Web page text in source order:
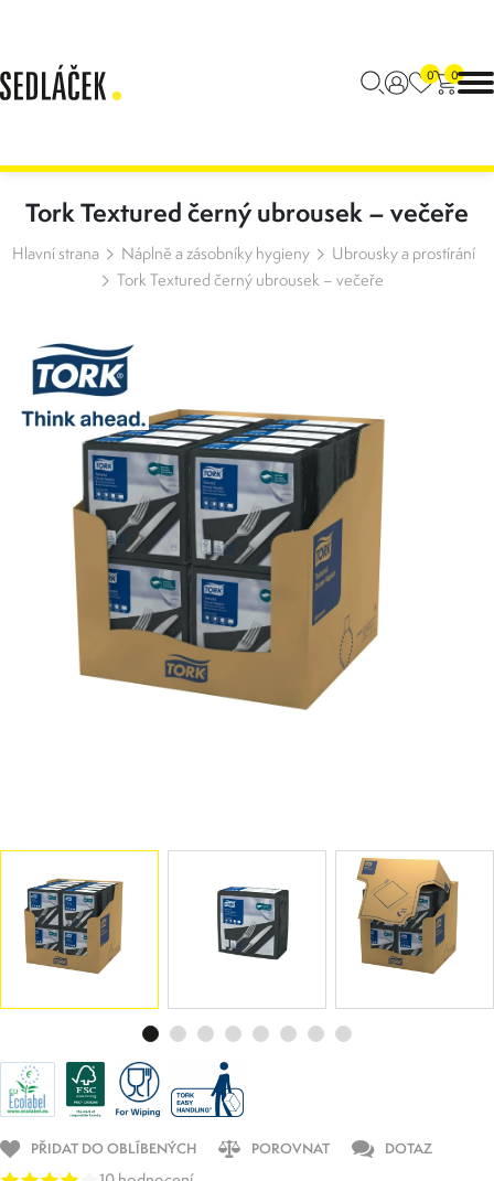
0 0
Tork Textured černý ubrousek – večeře
Hlavní strana Náplně a zásobníky hygieny
Ubrousky a prostírání
Tork Textured černý ubrousek – večeře
PŘIDAT DO OBLÍBENÝCH POROVNAT DOTAZ